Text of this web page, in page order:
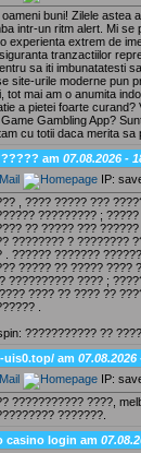
oameni buni! Zilele astea
intr-un ritm alert. Mi se
experienta extrem de
tranzactiilor
sa iti imbunatatesti
site-urile moderne pun
tot mai am o anumita
a pietei foarte curand?
Gambling App?
cu totii daca merita sa
am 07.08.2026 -
IP:
, ???? ????? ???
????????? ;
?? ????? ???
???????? ? ????????
. ?????? ???????
????? ?? ????? ????
?????????? ???? ;
???? ?? ???? ??
.
??????????? ??
uis0.top/ am 07.08.2026
IP:
??????????? ????,
???????.
casino login am